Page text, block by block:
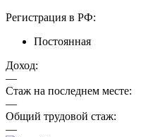
Регистрация в РФ:
Постоянная
Доход:
—
Стаж на последнем месте:
—
Общий трудовой стаж:
—